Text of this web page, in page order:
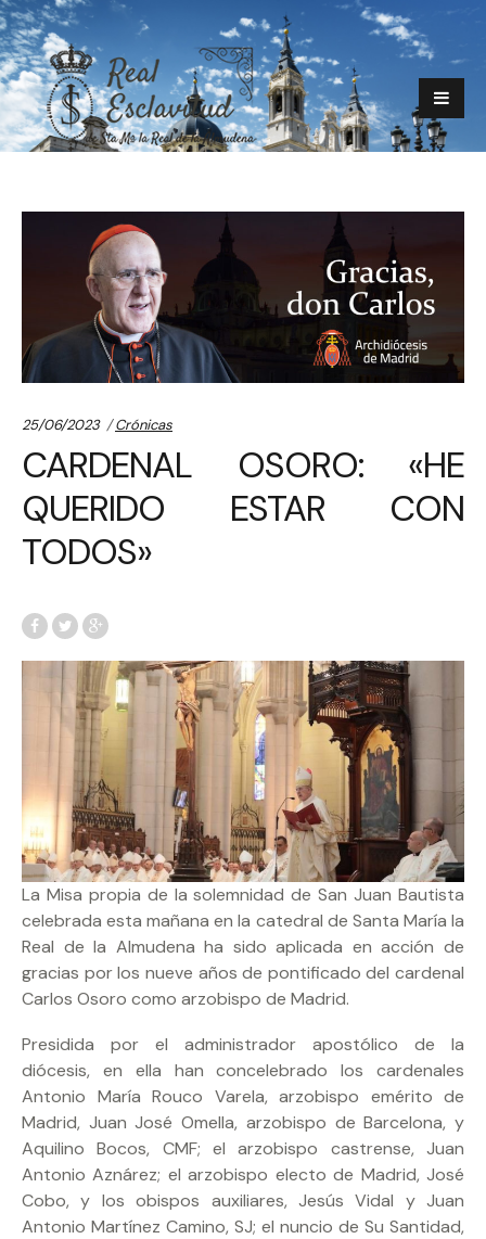
25/06/2023 Categories:
Crónicas
CARDENAL OSORO: «HE
QUERIDO ESTAR CON
TODOS»
La Misa propia de la solemnidad de San Juan Bautista
celebrada esta mañana en la catedral de Santa María la
Real de la Almudena ha sido aplicada en acción de
gracias por los nueve años de pontificado del cardenal
Carlos Osoro como arzobispo de Madrid.
Presidida por el administrador apostólico de la
diócesis, en ella han concelebrado los cardenales
Antonio María Rouco Varela, arzobispo emérito de
Madrid, Juan José Omella, arzobispo de Barcelona, y
Aquilino Bocos, CMF; el arzobispo castrense, Juan
Antonio Aznárez; el arzobispo electo de Madrid, José
Cobo, y los obispos auxiliares, Jesús Vidal y Juan
Antonio Martínez Camino, SJ; el nuncio de Su Santidad,